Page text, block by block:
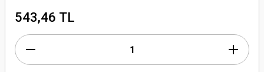
543,46 TL